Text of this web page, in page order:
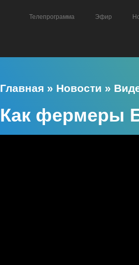
Телепрограмма Эфир
Главная » Новости »
Как фермеры